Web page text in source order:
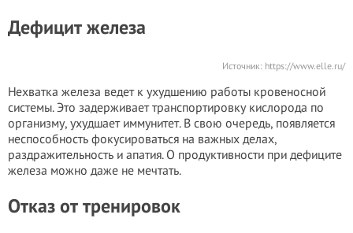
Дефицит железа
Источник: https://www.elle.ru/
Нехватка железа ведет к ухудшению работы кровеносной
системы. Это задерживает транспортировку кислорода по
организму, ухудшает иммунитет. В свою очередь, появляется
неспособность фокусироваться на важных делах,
раздражительность и апатия. О продуктивности при дефиците
железа можно даже не мечтать.
Отказ от тренировок